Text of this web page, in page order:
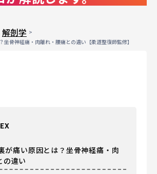
解剖学
坐骨神経痛・肉離れ・腰痛との違い【柔道整復師監修】
が痛い原因とは？坐骨神経痛・肉
の違い